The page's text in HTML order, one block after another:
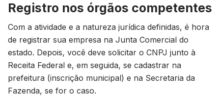
Registro nos órgãos competentes
Com a atividade e a natureza jurídica definidas, é hora
de registrar sua empresa na Junta Comercial do
estado. Depois, você deve solicitar o CNPJ junto à
Receita Federal e, em seguida, se cadastrar na
prefeitura (inscrição municipal) e na Secretaria da
Fazenda, se for o caso.